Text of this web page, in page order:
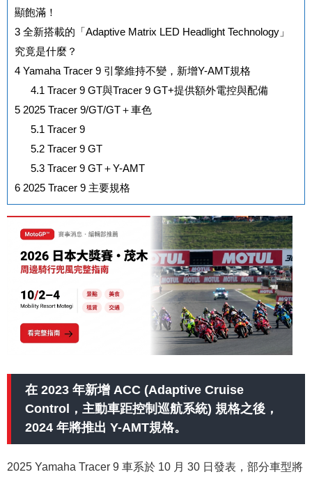
顯飽滿！
3 全新搭載的「Adaptive Matrix LED Headlight Technology」
究竟是什麼？
4 Yamaha Tracer 9 引擎維持不變，新增Y-AMT規格
4.1 Tracer 9 GT與Tracer 9 GT+提供額外電控與配備
5 2025 Tracer 9/GT/GT＋車色
5.1 Tracer 9
5.2Tracer 9 GT
5.3Tracer 9 GT＋Y-AMT
6 2025 Tracer 9 主要規格
在 2023 年新增 ACC (Adaptive Cruise
Control，主動車距控制巡航系統) 規格之後，
2024 年將推出 Y-AMT規格。
2025 Yamaha Tracer 9 車系於 10 月 30 日發表，部分車型將